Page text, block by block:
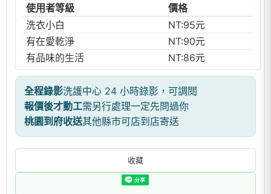
使用者等級
價格
洗衣小白
NT:95元
有在愛乾淨
NT:90元
有品味的生活
NT:86元
全程錄影洗護中心 24 小時錄影，可調閱
報價後才動工需另行處理一定先問過你
桃園到府收送其他縣市可店到店寄送
收藏